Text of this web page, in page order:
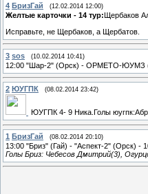
4 БризГай (12.02.2014 12:00)
Желтые карточки - 14 тур:Щербаков
Исправьте, не Щербаков, а Щербатов.
3 sos (10.02.2014 10:41)
12:00 "Шар-2" (Орск) - ОРМЕТО-ЮУМЗ
2 ЮУГПК (08.02.2014 23:42)
ЮУГПК 4- 9 Ника.Голы
1 БризГай (08.02.2014 20:10)
13:00 "Бриз" (Гай) - "Аспект-2" (Орск) -
Голы Бриз: Чебесов Дмитрий(3),